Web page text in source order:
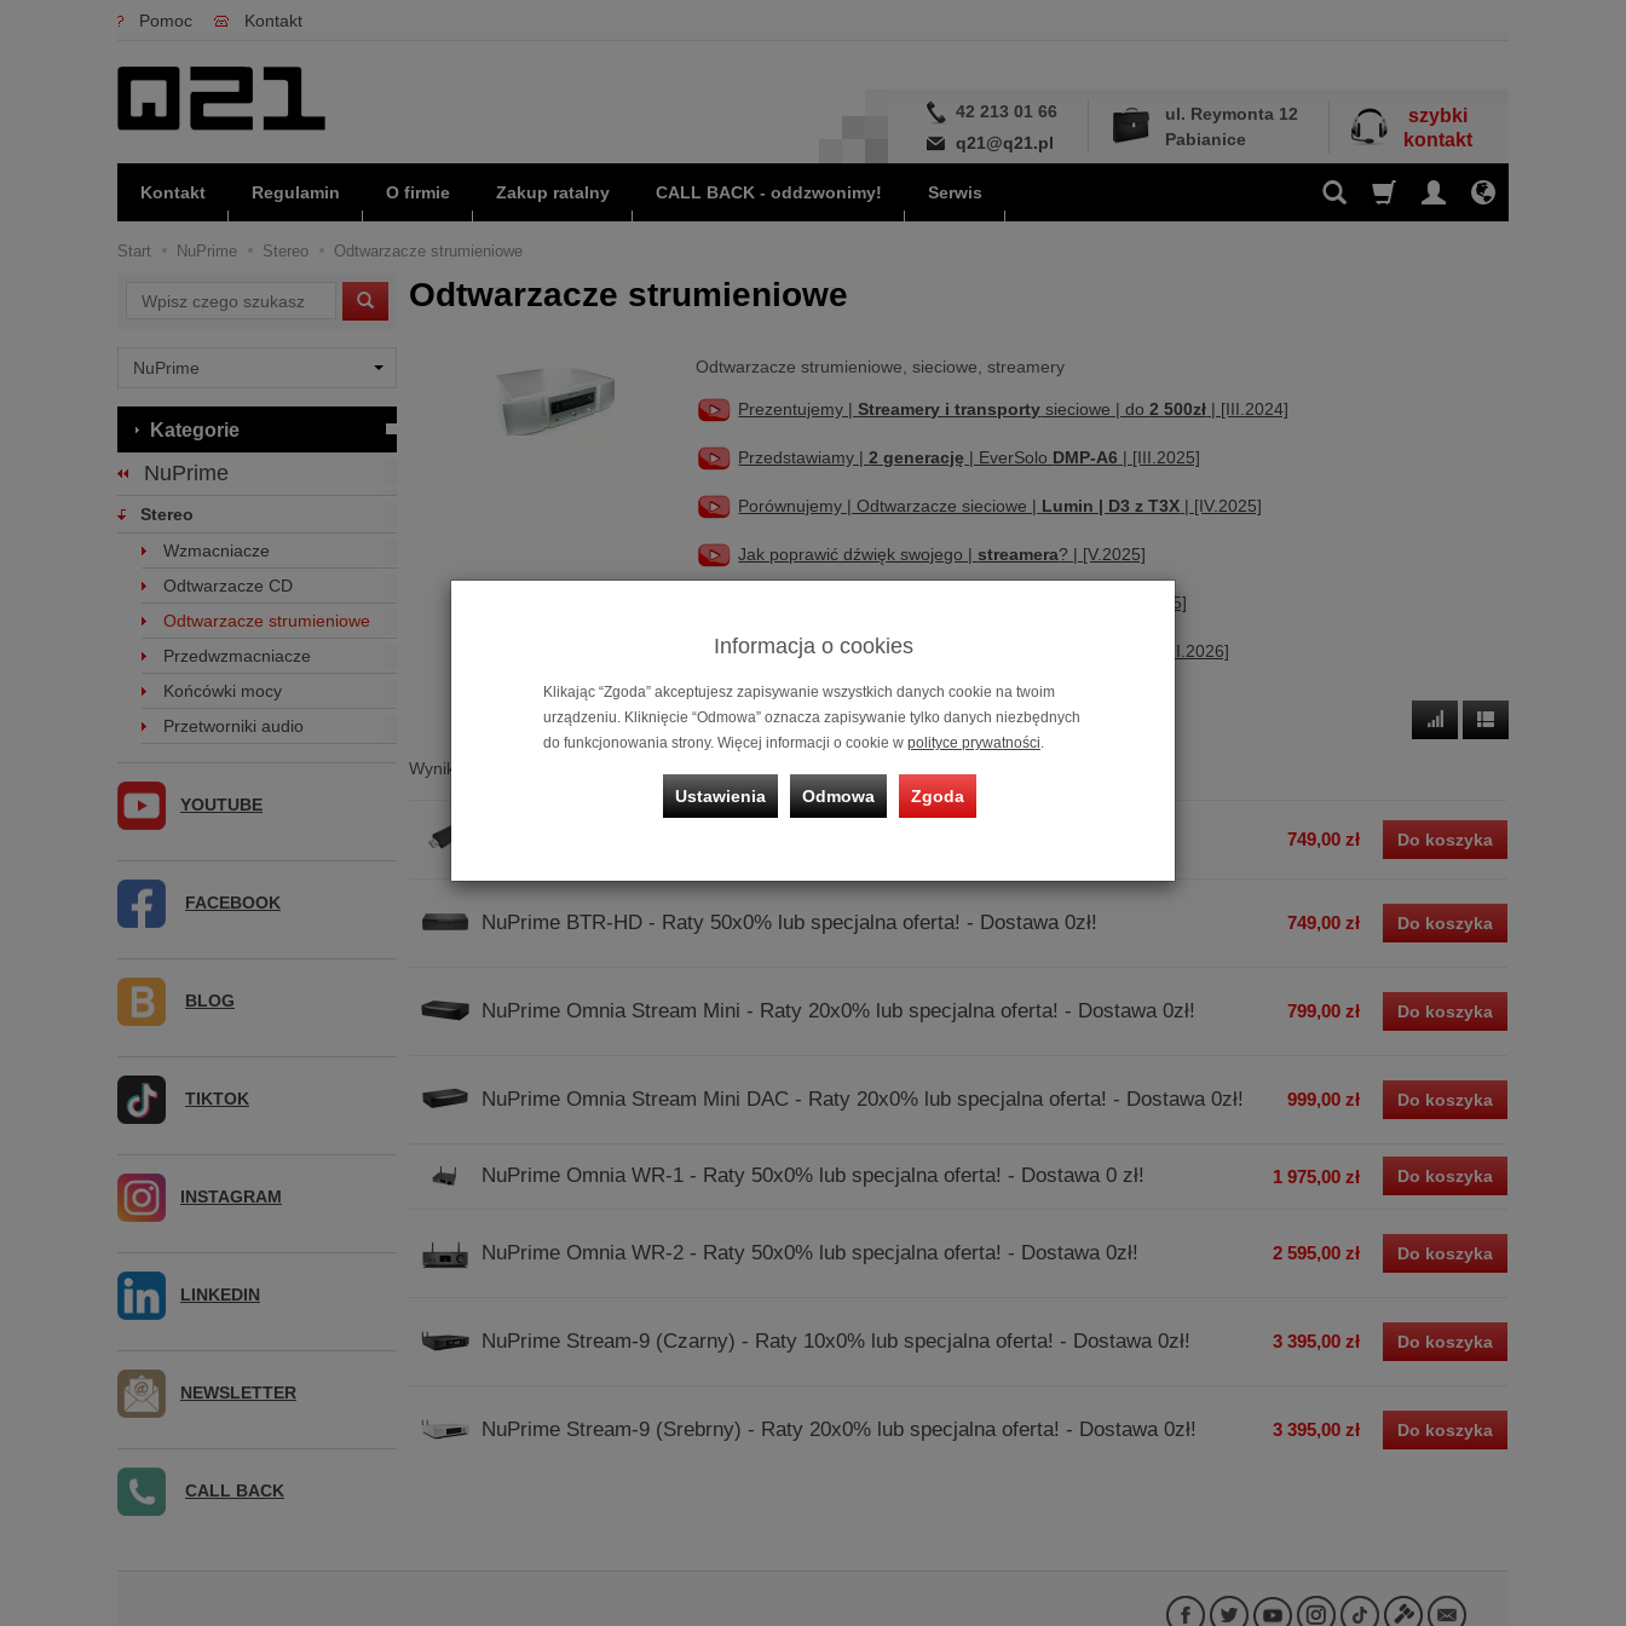
Pomoc Kontakt
42 213 01 66
q21@q21.pl
ul. Reymonta 12
Pabianice
szybki
kontakt
Kontakt Regulamin O firmie Zakup ratalny CALL BACK - oddzwonimy! Serwis
Start NuPrime Stereo Odtwarzacze strumieniowe
Odtwarzacze strumieniowe
Odtwarzacze strumieniowe, sieciowe, streamery
Prezentujemy |Streamery i transporty sieciowe | do2 500zł | [III.2024]
Przedstawiamy |2 generację | EverSolo DMP-A6 | [III.2025]
Porównujemy | Odtwarzacze sieciowe | Lumin | D3 z T3X | [IV.2025]
Jak poprawić dźwięk swojego | streamera? | [V.2025]
| od Audiolab do WiiM | [X.2025]
Przedstawiamy |transport sieciowy | [VII.2026]
Wyniki wyszukiwania prezentowane są wg trafności zapytania
749,00 zł Do koszyka
NuPrime BTR-HD - Raty 50x0% lub specjalna oferta! - Dostawa 0zł! 749,00 zł Do koszyka
NuPrime Omnia Stream Mini - Raty 20x0% lub specjalna oferta! - Dostawa 0zł! 799,00 zł Do koszyka
NuPrime Omnia Stream Mini DAC - Raty 20x0% lub specjalna oferta! - Dostawa 0zł! 999,00 zł Do koszyka
NuPrime Omnia WR-1 - Raty 50x0% lub specjalna oferta! - Dostawa 0 zł! 1 975,00 zł Do koszyka
NuPrime Omnia WR-2 - Raty 50x0% lub specjalna oferta! - Dostawa 0zł! 2 595,00 zł Do koszyka
NuPrime Stream-9 (Czarny) - Raty 10x0% lub specjalna oferta! - Dostawa 0zł! 3 395,00 zł Do koszyka
NuPrime Stream-9 (Srebrny) - Raty 20x0% lub specjalna oferta! - Dostawa 0zł! 3 395,00 zł Do koszyka
Wyszukaj
Kategorie
NuPrime
Stereo
Wzmacniacze
Odtwarzacze CD
Odtwarzacze strumieniowe
Przedwzmacniacze
Końcówki mocy
Przetworniki audio
YOUTUBE
FACEBOOK
BLOG
TIKTOK
INSTAGRAM
LINKEDIN
NEWSLETTER
CALL BACK
Informacja o cookies
Klikając “Zgoda” akceptujesz zapisywanie wszystkich danych cookie na twoim
urządzeniu. Kliknięcie “Odmowa” oznacza zapisywanie tylko danych niezbędnych
do funkcjonowania strony. Więcej informacji o cookie w polityce prywatności.
Ustawienia Odmowa Zgoda